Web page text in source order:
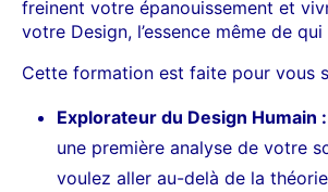
freinent votre épanouissement et
votre Design, l’essence même de
Cette formation est faite pour vous
Explorateur du Design Humain :
une première analyse de votre
voulez aller au-delà de la